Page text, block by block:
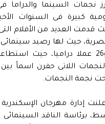
نجمات السينما والدراما
كبيرة فى السنوات
قدمت العديد من الأفلام
سينمائيا، و26 عملا دراميا،
اللاتى حفرن اسماً
نجمة النجمات.
إدارة مهرجان
برئاسة الناقد السينمائى